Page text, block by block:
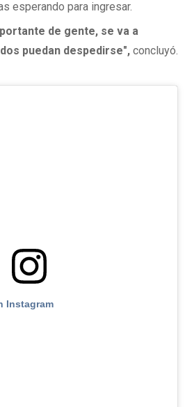
esperando para ingresar.
de gente, se va a
puedan despedirse", concluyó.
Instagram